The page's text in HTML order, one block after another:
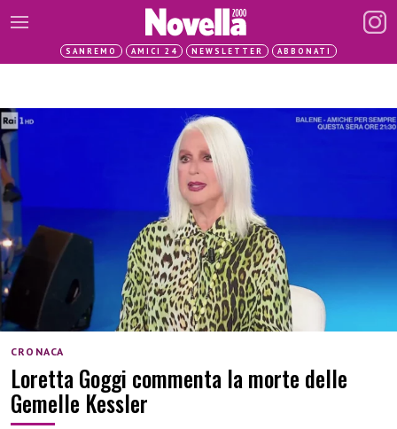
SANREMO AMICI 24 NEWSLETTER ABBONATI
CRONACA
Loretta Goggi commenta la morte delle
Gemelle Kessler